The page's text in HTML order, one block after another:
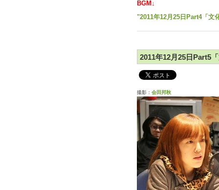
BGM↓
"2011年12月25日Part4「文
2011年12月25日Part5
撮影： 会田邦秋